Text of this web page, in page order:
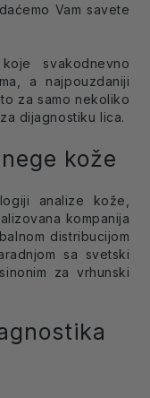
Vam savete
svakodnevno
a najpouzdaniji
za samo nekoliko
dijagnostiku lica.
kože
analize kože,
kompanija
distribucijom
sa svetski
za vrhunski